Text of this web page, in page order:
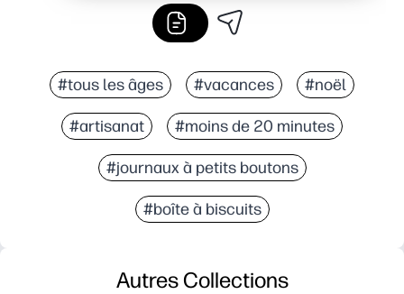
#tous les âges #vacances #noël
#artisanat #moins de 20 minutes
#journaux à petits boutons
#boîte à biscuits
Autres Collections